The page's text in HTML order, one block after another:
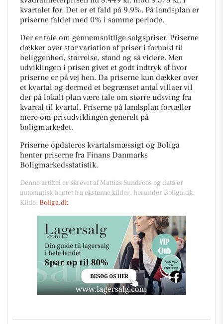
kvartalet før. Det er et fald på 9,9%. På landsplan er
priserne faldet med 0% i samme periode.
Der er tale om gennemsnitlige salgspriser. Priserne
dækker over stor variation af priser i forhold til
beliggenhed, størrelse, stand og så videre. Men
udviklingen i prisen givet et godt indtryk af hvor
priserne er på vej hen. Da priserne kun dækker over
et kvartal og dermed et begrænset antal villaer vil
der på lokalt plan være tale om større udsving fra
kvartal til kvartal. Priserne på landsplan fortæller
mere om prisudviklingen generelt på
boligmarkedet.
Priserne opdateres kvartalsmæssigt og Boliga
henter priserne fra Finans Danmarks
Boligmarkedsstatistik.
Denne artikel er skrevet af Mattias Sundroos og data er
automatisk hentet fra eksterne kilder, herunder Boliga.dk.
Kilde: Boliga.dk